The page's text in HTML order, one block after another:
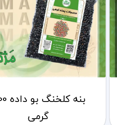
بنه
گرمی